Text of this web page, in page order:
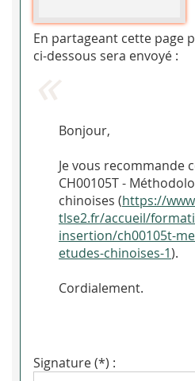
En partageant cette page
ci-dessous sera envoyé :
Bonjour,
Je vous recommande
CH00105T -
chinoises (https://
tlse2.fr/accueil/
insertion/ch00105t-
etudes-chinoises-1).
Cordialement.
Signature (*) :